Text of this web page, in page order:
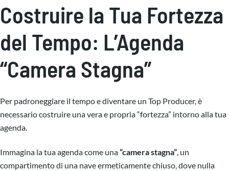
Costruire la Tua Fortezza
del Tempo: L’Agenda
“Camera Stagna”
Per padroneggiare il tempo e diventare un Top Producer, è
necessario costruire una vera e propria “fortezza” intorno alla tua
agenda.
Immagina la tua agenda come una“camera stagna”, un
compartimento di una nave ermeticamente chiuso, dove nulla